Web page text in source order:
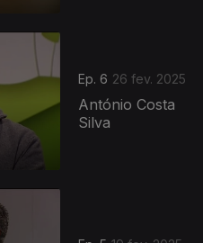
Ep. 6 26 fev. 2025
António Costa
Silva